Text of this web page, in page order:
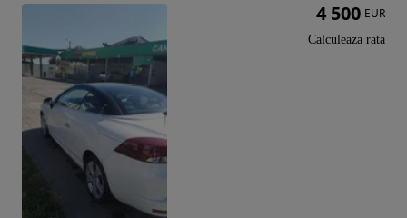
4 500 EUR
Calculeaza rata